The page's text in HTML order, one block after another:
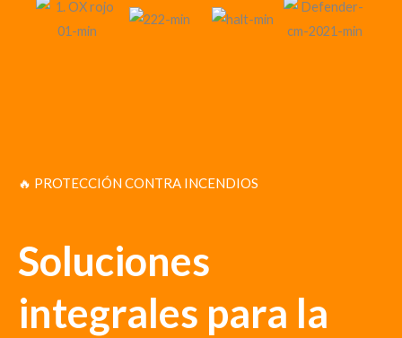
🔥 PROTECCIÓN CONTRA INCENDIOS
Soluciones
integrales para la